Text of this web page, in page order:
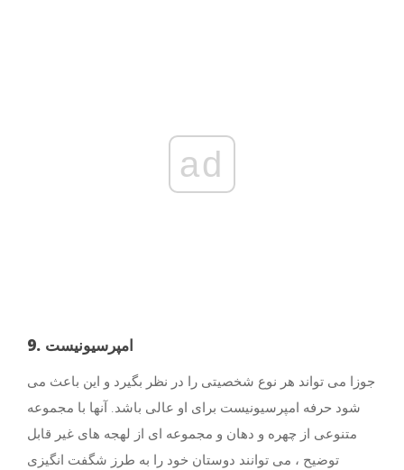
ad
9. امپرسیونیست
جوزا می تواند هر نوع شخصیتی را در نظر بگیرد و این باعث می
شود حرفه امپرسیونیست برای او عالی باشد. آنها با مجموعه
متنوعی از چهره و دهان و مجموعه ای از لهجه های غیر قابل
توضیح ، می توانند دوستان خود را به طرز شگفت انگیزی